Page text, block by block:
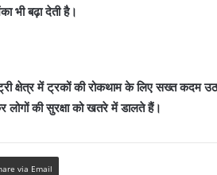
भी बढ़ा देती है।
क्षेत्र में ट्रकों की रोकथाम के लिए सख्त कदम
लोगों की सुरक्षा को खतरे में डालते हैं।
via Email